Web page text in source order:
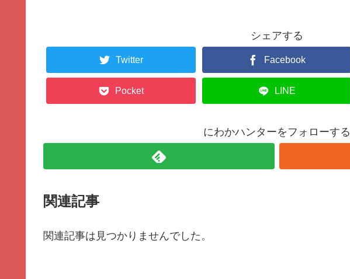
シェアする
Twitter Facebook
Pocket LINE
にわかハンターをフォローする
関連記事
関連記事は見つかりませんでした。